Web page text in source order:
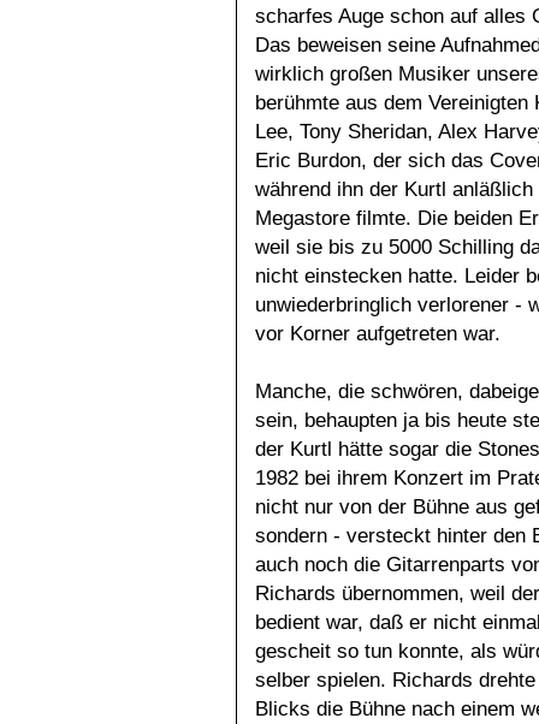
scharfes Auge schon auf alles
Das beweisen seine
wirklich großen Musiker
berühmte aus dem
Lee, Tony Sheridan, Alex
Eric Burdon, der sich das
während ihn der Kurtl
Megastore filmte. Die beiden
weil sie bis zu 5000 Schilling
nicht einstecken hatte. Leider
unwiederbringlich verlorener -
vor Korner aufgetreten war.
Manche, die schwören,
sein, behaupten ja bis heute
der Kurtl hätte sogar die
1982 bei ihrem Konzert im
nicht nur von der Bühne aus
sondern - versteckt hinter den
auch noch die Gitarrenparts
Richards übernommen, weil
bedient war, daß er nicht
gescheit so tun konnte, als
selber spielen. Richards
Blicks die Bühne nach einem